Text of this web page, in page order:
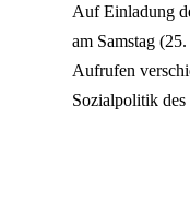
Auf Einladung
am Samstag
Aufrufen
Sozialpolitik des